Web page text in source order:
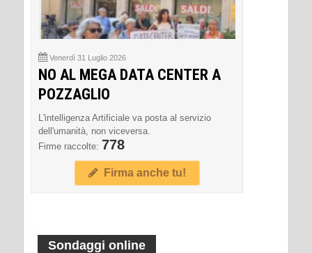
Venerdì 31 Luglio 2026
NO AL MEGA DATA CENTER A
POZZAGLIO
L'intelligenza Artificiale va posta al servizio
dell'umanità, non viceversa.
Firme raccolte: 778
Firma anche tu!
Sondaggi online